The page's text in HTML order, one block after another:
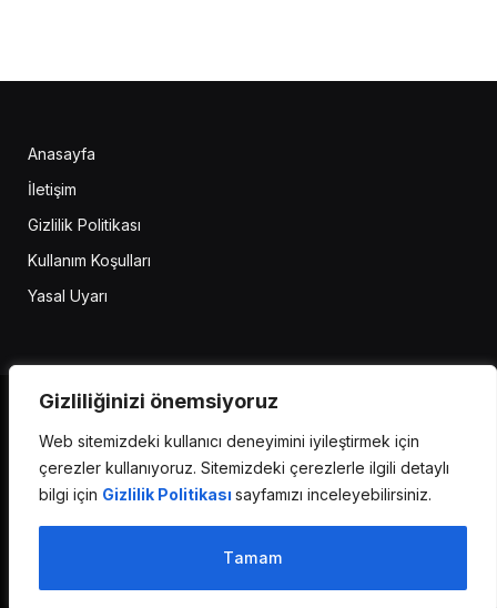
Gizliliğinizi önemsiyoruz
Web sitemizdeki kullanıcı deneyimini iyileştirmek için
çerezler kullanıyoruz. Sitemizdeki çerezlerle ilgili detaylı
bilgi için Gizlilik Politikası sayfamızı inceleyebilirsiniz.
Tamam
Anasayfa
İletişim
Gizlilik Politikası
Kullanım Koşulları
Yasal Uyarı
Facebook
X
(Twitter)
YouTube